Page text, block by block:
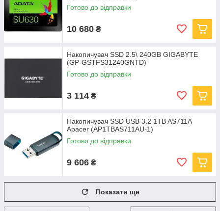
Готово до відправки
10 680 ₴
Накопичувач SSD 2.5\ 240GB GIGABYTE
(GP-GSTFS31240GNTD)
Готово до відправки
3 114 ₴
Накопичувач SSD USB 3.2 1TB AS711A
Apacer (AP1TBAS711AU-1)
Готово до відправки
9 606 ₴
Показати ще